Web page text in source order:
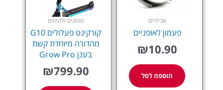
אביזרים
פעמון לאופניים
₪10.90
הוספה לסל
מותגים ולהיטים
קורקינט פעלולים G10
מהדורה מיוחדת קשת
בענן Grow Pro
₪799.90